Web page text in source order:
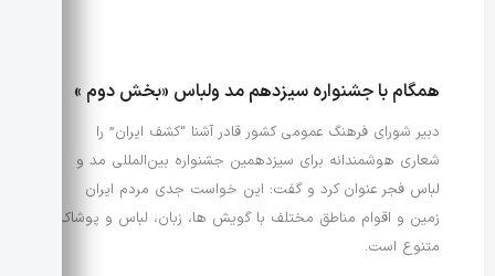
همگام با جشنواره سیزدهم مد ولباس «بخش دوم »
دبیر شورای فرهنگ عمومی کشور قادر آشنا “کشف ایران” را
شعاری هوشمندانه برای سیزدهمین جشنواره بین‌المللی مد و
لباس فجر عنوان کرد و گفت: این خواست جدی مردم ایران
زمین و اقوام مناطق مختلف با گویش ها، زبان، لباس و پوشاک
متنوع است.